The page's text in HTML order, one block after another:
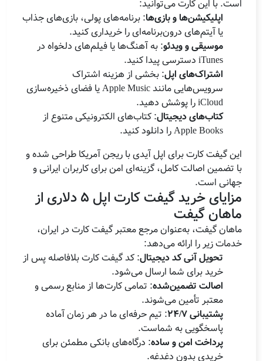
است. با این کارت می‌توانید:
اپلیکیشن‌ها و بازی‌ها: برنامه‌های پولی، بازی‌های جذاب
یا آیتم‌های درون‌برنامه‌ای را خریداری کنید.
موسیقی و ویدئو: به آهنگ‌ها یا فیلم‌های دلخواه در
iTunes دسترسی پیدا کنید.
اشتراک‌های اپل: بخشی از هزینه اشتراک
سرویس‌هایی مانند Apple Music یا فضای ذخیره‌سازی
iCloud را پوشش دهید.
کتاب‌های دیجیتال: کتاب‌های الکترونیکی متنوع از
Apple Books را دانلود کنید.
این گیفت کارت برای اپل آیدی با ریجن آمریکا طراحی شده و
با تضمین اصالت کامل، گزینه‌ای امن برای کاربران ایرانی و
جهانی است.
مزایای خرید گیفت کارت اپل 5 دلاری از
ماهان گیفت
ماهان گیفت، به‌عنوان مرجع معتبر گیفت کارت در ایران،
خدمات زیر را ارائه می‌دهد:
تحویل آنی کد دیجیتال: کد گیفت کارت بلافاصله پس از
خرید برای شما ارسال می‌شود.
اصالت تضمین‌شده: تمامی کارت‌ها از منابع رسمی و
معتبر تأمین می‌شوند.
پشتیبانی 24/7
: تیم حرفه‌ای ما در هر زمان آماده
پاسخگویی به شماست.
پرداخت امن و ساده: درگاه‌های بانکی مطمئن برای
خریدی بدون دغدغه.